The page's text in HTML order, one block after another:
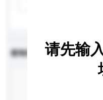
查询内容
请先输